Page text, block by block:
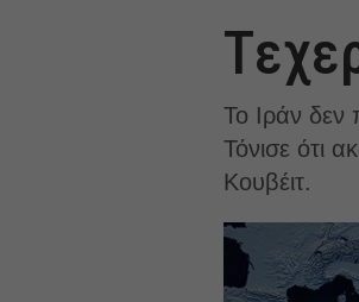
Το Ιράν δεν
Τόνισε ότι
Κουβέιτ.